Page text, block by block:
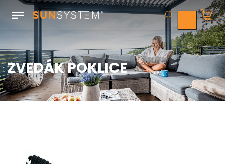
ZVEDÁK POKLICE